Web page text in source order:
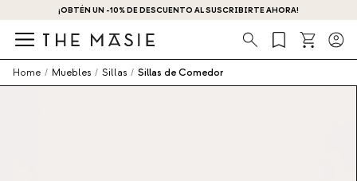
¡OBTÉN UN -10% DE DESCUENTO AL SUSCRIBIRTE AHORA!
Búsqueda
Home / Muebles / Sillas / Sillas de Comedor